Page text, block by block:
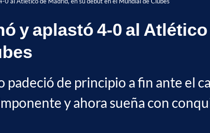
y aplastó 4-0 al
de principio a fin ante el
y ahora sueña con